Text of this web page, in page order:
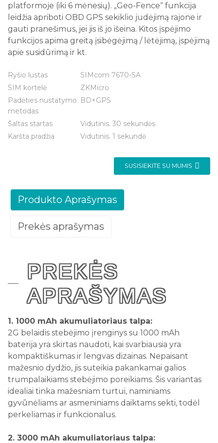
platformoje (iki 6 mėnesių). „Geo-Fence“ funkcija
leidžia apriboti OBD GPS sekiklio judėjimą rajone ir
gauti pranešimus, jei jis iš jo išeina. Kitos įspėjimo
funkcijos apima greitą įsibėgėjimą / lėtėjimą, įspėjimą
apie susidūrimą ir kt.
Ryšio lustas
SIMcom 7670-SA
SIM kortelė
ZKMicro
Padėties nustatymo
metodas
BD+GPS
Šaltas startas
Vidutinis. 30 sekundės
Karšta pradžia
Vidutinis. 1 sekundė
SUSISIEKITE SU MUMIS
Produkto Aprašymas
Prekės aprašymas
PREKĖS
APRAŠYMAS
1. 1000 mAh akumuliatoriaus talpa:
2G belaidis stebėjimo įrenginys su 1000 mAh
baterija yra skirtas naudoti, kai svarbiausia yra
kompaktiškumas ir lengvas dizainas. Nepaisant
mažesnio dydžio, jis suteikia pakankamai galios
trumpalaikiams stebėjimo poreikiams. Šis variantas
idealiai tinka mažesniam turtui, naminiams
gyvūnėliams ar asmeniniams daiktams sekti, todėl
perkeliamas ir funkcionalus.
2. 3000 mAh akumuliatoriaus talpa: